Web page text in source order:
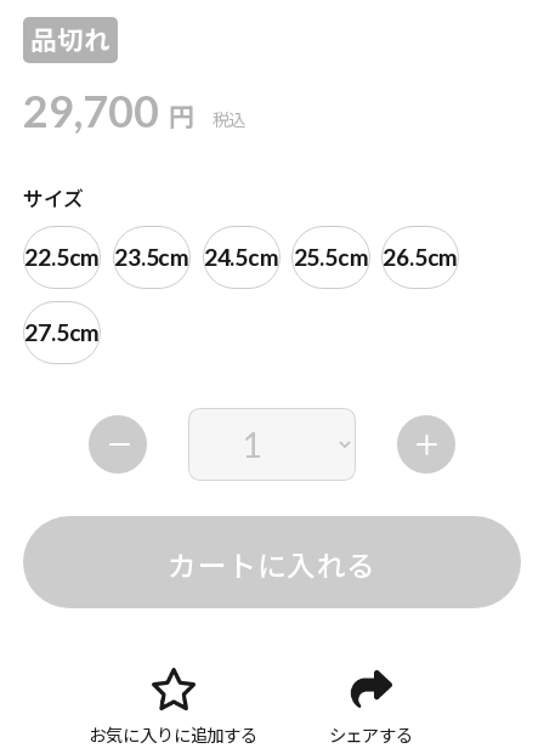
品切れ
29,700 円 税込
サイズ
22.5cm 23.5cm 24.5cm 25.5cm 26.5cm
27.5cm
カートに入れる
お気に入りに追加する シェアする